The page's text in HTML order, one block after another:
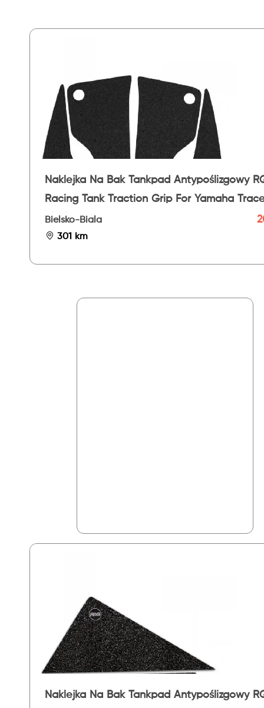
Naklejka Na Bak Tankpad Antypoślizgowy
Racing Tank Traction Grip For Yamaha
7(Gt) 25- 4 Cz
Bielsko-Biala
301 km
Naklejka Na Bak Tankpad Antypoślizgowy